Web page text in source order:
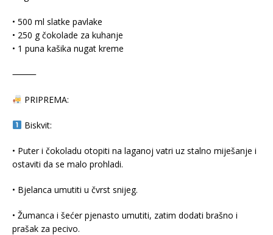
• 500 ml slatke pavlake
• 250 g čokolade za kuhanje
• 1 puna kašika nugat kreme
⸻
PRIPREMA:
Biskvit:
• Puter i čokoladu otopiti na laganoj vatri uz stalno miješanje i
ostaviti da se malo prohladi.
• Bjelanca umutiti u čvrst snijeg.
• Žumanca i šećer pjenasto umutiti, zatim dodati brašno i
prašak za pecivo.